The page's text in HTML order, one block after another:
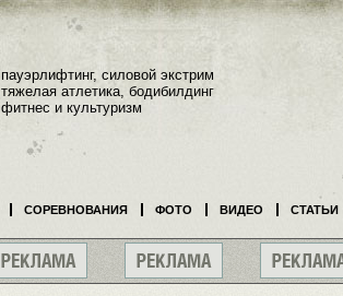
пауэрлифтинг, силовой экстрим
тяжелая атлетика, бодибилдинг
фитнес и культуризм
СОРЕВНОВАНИЯ ФОТО ВИДЕО СТАТЬИ